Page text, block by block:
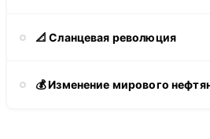
📐 Сланцевая революция
💰 Изменение мирового